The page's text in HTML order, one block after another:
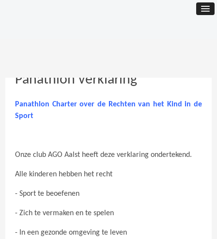
Panathlon verklaring
Panathlon Charter over de Rechten van het Kind in de
Sport
Onze club AGO Aalst heeft deze verklaring ondertekend.
Alle kinderen hebben het recht
- Sport te beoefenen
- Zich te vermaken en te spelen
- In een gezonde omgeving te leven